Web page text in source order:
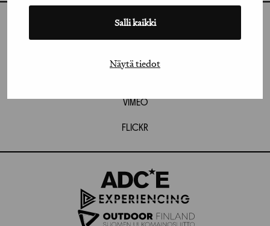
Salli kaikki
Näytä tiedot
INSTAGRAM
VIMEO
FLICKR